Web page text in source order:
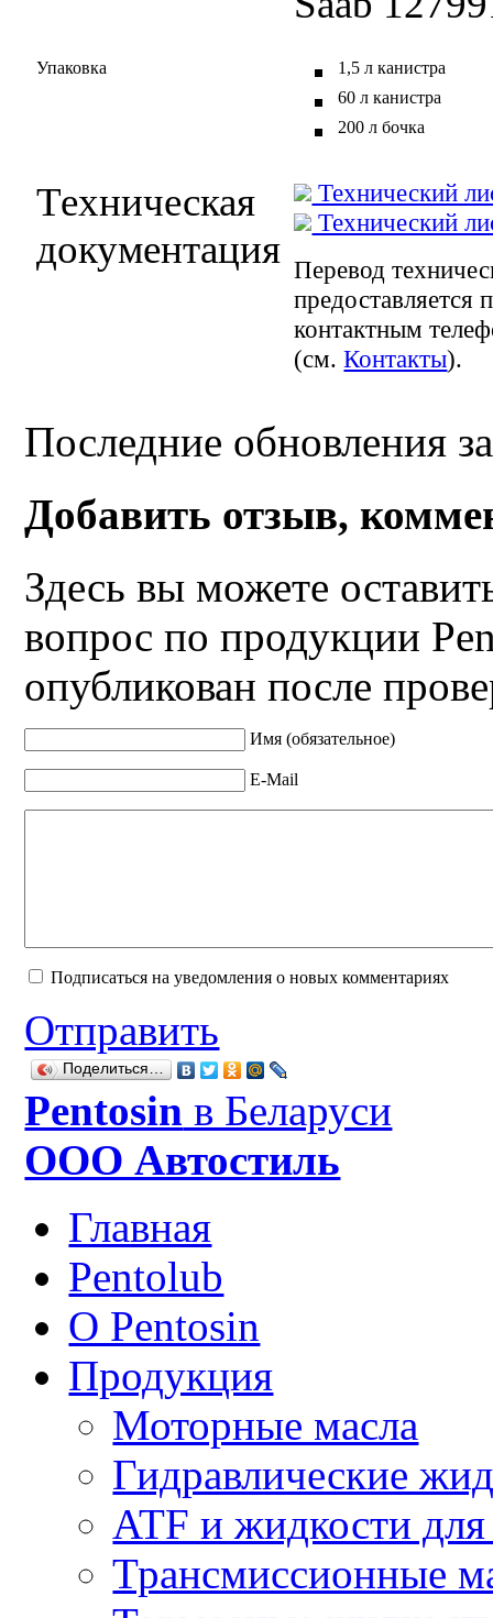
Упаковка
1,5 л канистра
60 л канистра
200 л бочка
Техническая
документация
Технический
Технический
Перевод
предоставляется
контактным
(см.Контакты).
Последние обновления
Добавить отзыв,
Здесь вы можете
вопрос по продукции
опубликован после
Имя (обязательное)
E-Mail
Подписаться на уведомления о новых комментариях
Отправить
Поделиться…
Рentosin в Беларуси
ООО Автостиль
Главная
Pentolub
О Pentosin
Продукция
Моторные масла
Гидравлические
ATF и жидкости
Трансмиссионные